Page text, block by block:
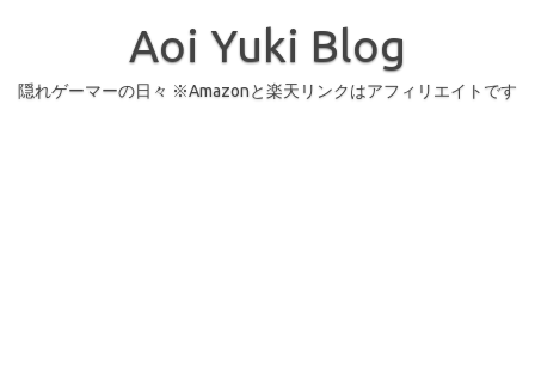
Aoi Yuki Blog
隠れゲーマーの日々 ※Amazonと楽天リンクはアフィリエイトです